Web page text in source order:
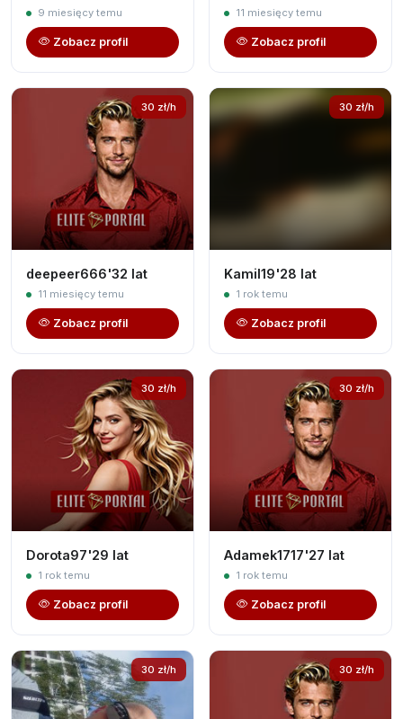
9 miesięcy temu
Zobacz profil
11 miesięcy temu
Zobacz profil
30 zł/h
deepeer666'32 lat
11 miesięcy temu
Zobacz profil
30 zł/h
Kamil19'28 lat
1 rok temu
Zobacz profil
30 zł/h
Dorota97'29 lat
1 rok temu
Zobacz profil
30 zł/h
Adamek1717'27 lat
1 rok temu
Zobacz profil
30 zł/h 30 zł/h